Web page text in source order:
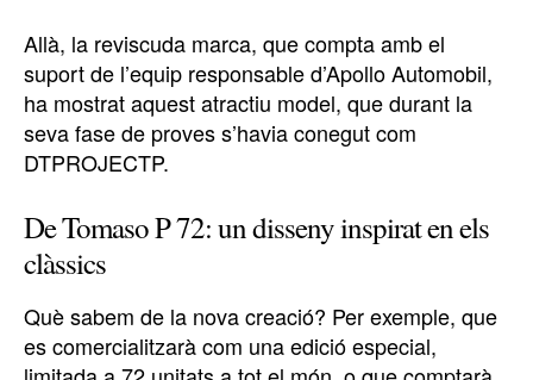
Allà, la reviscuda marca, que compta amb el
suport de l’equip responsable d’Apollo Automobil,
ha mostrat aquest atractiu model, que durant la
seva fase de proves s’havia conegut com
DTPROJECTP.
De Tomaso P 72: un disseny inspirat en els
clàssics
Què sabem de la nova creació? Per exemple, que
es comercialitzarà com una edició especial,